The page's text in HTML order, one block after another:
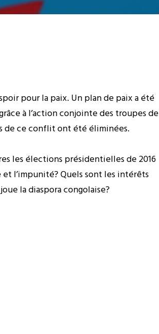
pour la paix. Un plan de paix a été
à l’action conjointe des troupes de
de ce conflit ont été éliminées.
les élections présidentielles de 2016
l’impunité? Quels sont les intérêts
la diaspora congolaise?